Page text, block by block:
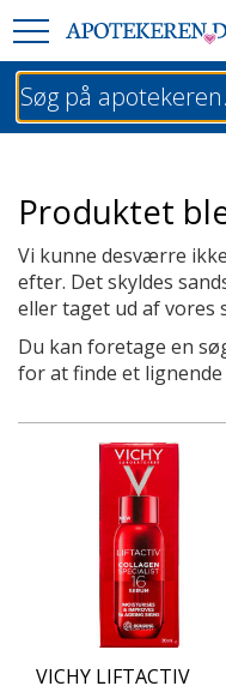
Produktet
Vi kunne desværre
efter. Det skyldes
eller taget ud af vores
Du kan foretage en
for at finde et
VICHY LIFTACTIV